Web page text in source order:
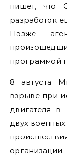
пишет, что
разработок
Позже
программой
8 августа
взрыве при
двигателя в
двух